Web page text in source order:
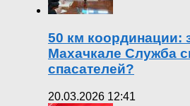
50 км координации:
Махачкале Служба
спасателей?
20.03.2026 12:41